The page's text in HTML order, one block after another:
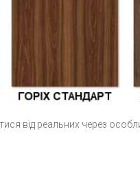
від реальних через